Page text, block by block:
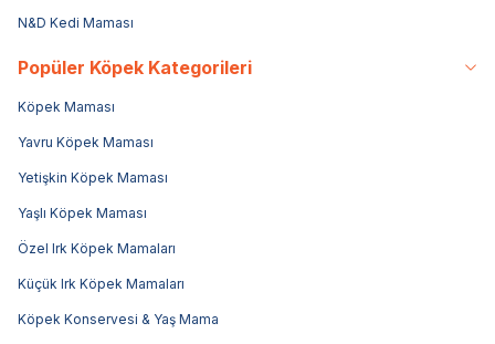
N&D Kedi Maması
Popüler Köpek Kategorileri
Köpek Maması
Yavru Köpek Maması
Yetişkin Köpek Maması
Yaşlı Köpek Maması
Özel Irk Köpek Mamaları
Küçük Irk Köpek Mamaları
Köpek Konservesi & Yaş Mama